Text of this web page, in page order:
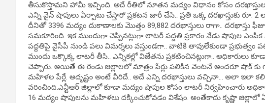
తీసుకొస్తామని హామీ ఇచ్చింది. అదే రీతిలో నూతన మద్యం విధానం కోసం
ఎన్ని వైన్ షాపులు ఏర్పాటు చేస్తారో ప్రకటన జారీ చేసి.. ప్రతి ఒక్క దరఖాస్తుకు రూ. 2
దీనితో 3396 మద్యం దుకాణాలకు మొత్తం 89,882 దరఖాస్తులు రాగా.. దరఖాస్తు
సమకూరింది. ఇక ముందుగా చెప్పినట్లుగా లాటరీ పద్దతి ప్రకారం నేడు షాపుల
పద్దతిపై వైసీపీ నుండి పలు విమర్శలు వస్తుండగా.. వాటికి తావులేకుండా ప్రభుత్వం
ముందు ఒక్కొక్క లాటరీ తీసి.. ఎన్నికల్లో విజేతను ప్రకటించినట్లుగా..
చెప్పారు. అయితే ఈ రెండు జిల్లాలలో మాత్రం పేర్లు పలికిన వెంటనే అందరూ షాక్
మహిళల పేర్లే. అదృష్టం అంటే వీరిదే.. అదే ఎన్ని దరఖాస్తులు వచ్చినా… అలా ఇలా
వరించింది.ఎన్టీఆర్‌ జిల్లాలో కూడా మద్యం షాపుల కోసం లాటరీ నిర్వహించారు
16 మద్యం షాపులను మహిళలు దక్కించుకోవడం విశేషం. అంతేకాదు కృష్ణా